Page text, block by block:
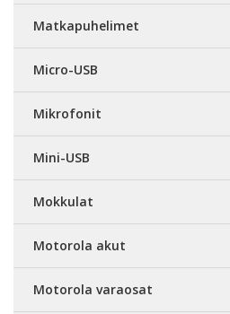
Matkapuhelimet
Micro-USB
Mikrofonit
Mini-USB
Mokkulat
Motorola akut
Motorola varaosat